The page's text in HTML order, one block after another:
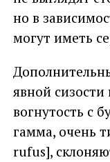
но в
могут иметь
явной сизости
вогнутость с
гамма, очень
rufus],